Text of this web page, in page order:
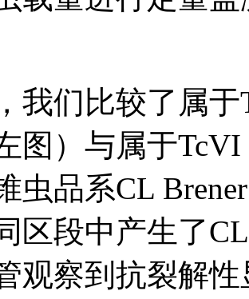
我们比较了属
图）与属于
虫品系CL
区段中产生了
观察到抗裂解